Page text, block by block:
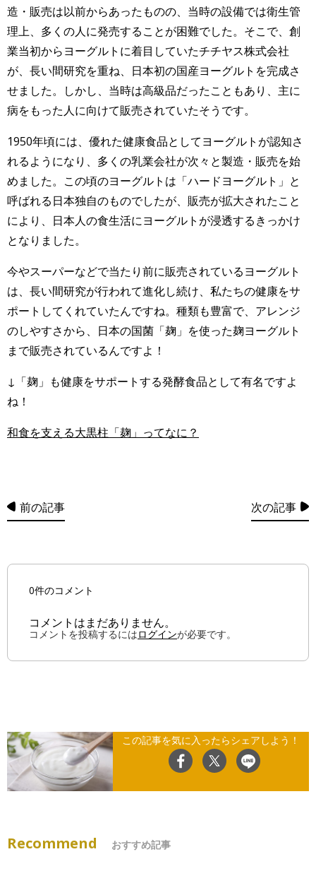
造・販売は以前からあったものの、当時の設備では衛生管
理上、多くの人に発売することが困難でした。そこで、創
業当初からヨーグルトに着目していたチチヤス株式会社
が、長い間研究を重ね、日本初の国産ヨーグルトを完成さ
せました。しかし、当時は高級品だったこともあり、主に
病をもった人に向けて販売されていたそうです。
1950年頃には、優れた健康食品としてヨーグルトが認知さ
れるようになり、多くの乳業会社が次々と製造・販売を始
めました。この頃のヨーグルトは「ハードヨーグルト」と
呼ばれる日本独自のものでしたが、販売が拡大されたこと
により、日本人の食生活にヨーグルトが浸透するきっかけ
となりました。
今やスーパーなどで当たり前に販売されているヨーグルト
は、長い間研究が行われて進化し続け、私たちの健康をサ
ポートしてくれていたんですね。種類も豊富で、アレンジ
のしやすさから、日本の国菌「麹」を使った麹ヨーグルト
まで販売されているんですよ！
↓「麹」も健康をサポートする発酵食品として有名ですよ
ね！
和食を支える大黒柱「麹」ってなに？
前の記事 次の記事
0件のコメント
コメントはまだありません。
コメントを投稿するにはログインが必要です。
この記事を気に入ったらシェアしよう！
Recommend おすすめ記事